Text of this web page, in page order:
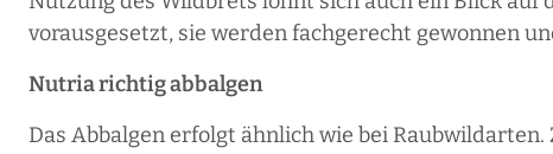
vorausgesetzt, sie werden fachgerecht gewonnen
Nutria richtig abbalgen
Das Abbalgen erfolgt ähnlich wie bei